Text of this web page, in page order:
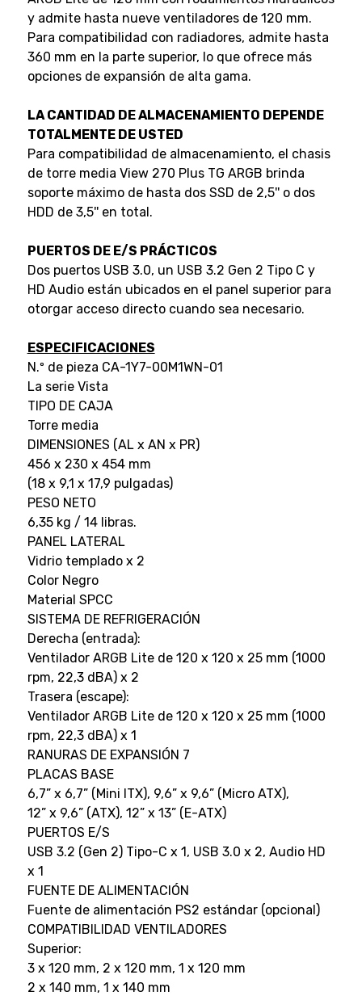
y admite hasta nueve ventiladores de 120 mm.
Para compatibilidad con radiadores, admite hasta
360 mm en la parte superior, lo que ofrece más
opciones de expansión de alta gama.
LA CANTIDAD DE ALMACENAMIENTO DEPENDE
TOTALMENTE DE USTED
Para compatibilidad de almacenamiento, el chasis
de torre media View 270 Plus TG ARGB brinda
soporte máximo de hasta dos SSD de 2,5'' o dos
HDD de 3,5'' en total.
PUERTOS DE E/S PRÁCTICOS
Dos puertos USB 3.0, un USB 3.2 Gen 2 Tipo C y
HD Audio están ubicados en el panel superior para
otorgar acceso directo cuando sea necesario.
ESPECIFICACIONES
N.º de pieza CA-1Y7-00M1WN-01
La serie Vista
TIPO DE CAJA
Torre media
DIMENSIONES (AL x AN x PR)
456 x 230 x 454 mm
(18 x 9,1 x 17,9 pulgadas)
PESO NETO
6,35 kg / 14 libras.
PANEL LATERAL
Vidrio templado x 2
Color Negro
Material SPCC
SISTEMA DE REFRIGERACIÓN
Derecha (entrada):
Ventilador ARGB Lite de 120 x 120 x 25 mm (1000
rpm, 22,3 dBA) x 2
Trasera (escape):
Ventilador ARGB Lite de 120 x 120 x 25 mm (1000
rpm, 22,3 dBA) x 1
RANURAS DE EXPANSIÓN 7
PLACAS BASE
6,7” x 6,7” (Mini ITX), 9,6” x 9,6” (Micro ATX),
12” x 9,6” (ATX), 12” x 13” (E-ATX)
PUERTOS E/S
USB 3.2 (Gen 2) Tipo-C x 1, USB 3.0 x 2, Audio HD
x 1
FUENTE DE ALIMENTACIÓN
Fuente de alimentación PS2 estándar (opcional)
COMPATIBILIDAD VENTILADORES
Superior:
3 x 120 mm, 2 x 120 mm, 1 x 120 mm
2 x 140 mm, 1 x 140 mm